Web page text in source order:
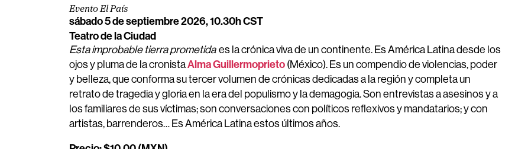
Evento El País
sábado 5 de septiembre 2026, 10.30h CST
Teatro de la Ciudad
Esta improbable tierra prometida es la crónica viva de un continente. Es América Latina desde los
ojos y pluma de la cronistaAlma Guillermoprieto (México). Es un compendio de violencias, poder
y belleza, que conforma su tercer volumen de crónicas dedicadas a la región y completa un
retrato de tragedia y gloria en la era del populismo y la demagogia. Son entrevistas a asesinos y a
los familiares de sus víctimas; son conversaciones con políticos reflexivos y mandatarios; y con
artistas, barrenderos… Es América Latina estos últimos años.